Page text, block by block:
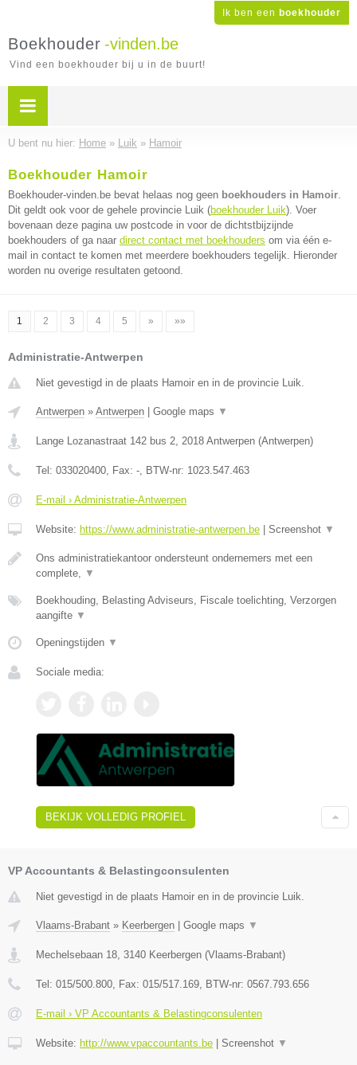
Ik ben een boekhouder
Boekhouder -vinden.be
Vind een boekhouder bij u in de buurt!
U bent nu hier: Home » Luik » Hamoir
Boekhouder Hamoir
Boekhouder-vinden.be bevat helaas nog geen boekhouders in Hamoir.
Dit geldt ook voor de gehele provincie Luik (boekhouder Luik). Voer
bovenaan deze pagina uw postcode in voor de dichtstbijzijnde
boekhouders of ga naar direct contact met boekhouders om via één e-
mail in contact te komen met meerdere boekhouders tegelijk. Hieronder
worden nu overige resultaten getoond.
1 2 3 4 5 » »»
Administratie-Antwerpen
Niet gevestigd in de plaats Hamoir en in de provincie Luik.
Antwerpen » Antwerpen Google maps ▼
Lange Lozanastraat 142 bus 2, 2018 Antwerpen (Antwerpen)
Tel: 033020400, Fax: -, BTW-nr: 1023.547.463
E-mail › Administratie-Antwerpen
Website: https://www.administratie-antwerpen.be Screenshot ▼
Ons administratiekantoor ondersteunt ondernemers met een
complete, ▼
Boekhouding, Belasting Adviseurs, Fiscale toelichting, Verzorgen
aangifte ▼
Openingstijden ▼
Sociale media:
BEKIJK VOLLEDIG PROFIEL
VP Accountants & Belastingconsulenten
Niet gevestigd in de plaats Hamoir en in de provincie Luik.
Vlaams-Brabant » Keerbergen Google maps ▼
Mechelsebaan 18, 3140 Keerbergen (Vlaams-Brabant)
Tel: 015/500.800, Fax: 015/517.169, BTW-nr: 0567.793.656
E-mail › VP Accountants & Belastingconsulenten
Website: http://www.vpaccountants.be Screenshot ▼